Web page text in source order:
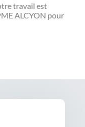
travail est
ALCYON pour